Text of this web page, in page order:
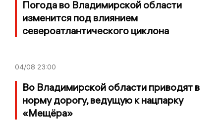
Погода во Владимирской области
изменится под влиянием
североатлантического циклона
04/08 23:00
Во Владимирской области приводят в
норму дорогу, ведущую к нацпарку
«Мещёра»